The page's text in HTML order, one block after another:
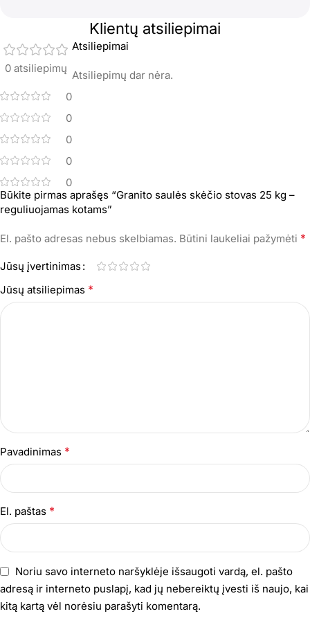
Klientų atsiliepimai
0 atsiliepimų
0
0
0
0
0
Atsiliepimai
Atsiliepimų dar nėra.
Būkite pirmas aprašęs “Granito saulės skėčio stovas 25 kg –
reguliuojamas kotams”
El. pašto adresas nebus skelbiamas. Būtini laukeliai pažymėti *
Jūsų įvertinimas
Jūsų atsiliepimas *
Pavadinimas *
El. paštas *
Noriu savo interneto naršyklėje išsaugoti vardą, el. pašto
adresą ir interneto puslapį, kad jų nebereiktų įvesti iš naujo, kai
kitą kartą vėl norėsiu parašyti komentarą.